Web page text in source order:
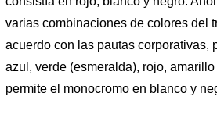
varias combinaciones de colores del
acuerdo con las pautas corporativas,
azul, verde (esmeralda), rojo,
permite el monocromo en blanco y